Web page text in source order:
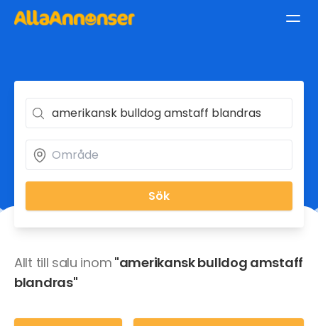
Sök
Allt till salu inom "amerikansk bulldog amstaff
blandras"